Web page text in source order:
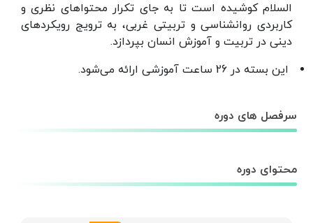
السلام کوشیده است تا به جای تکرار محتواهای نظری و
کاربردی روانشناسی و تربیتی غربی، به ترویج رویکردهای
دینی در تربیت و آموزش انسان بپردازد.
این بسته در 26 ساعت آموزشی ارائه می‌شود.
سرفصل های دوره
محتوای دوره